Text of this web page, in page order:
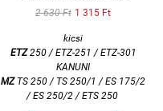
2 630 Ft 1 315 Ft
kicsi
ETZ250 / ETZ-251 / ETZ-301
KANUNI
MZTS 250 / TS 250/1 / ES 175/2
/ ES 250/2 / ETS 250